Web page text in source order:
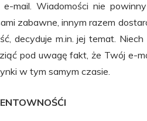
mail. Wiadomości nie
zabawne, innym razem
decyduje m.in. jej temat.
pod uwagę fakt, że Twój e-
w tym samym czasie.